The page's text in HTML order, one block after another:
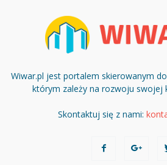
Wiwar.pl jest portalem skierowanym
którym zależy na rozwoju swojej
Skontaktuj się z nami: